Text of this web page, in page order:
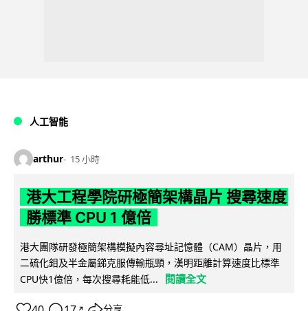
人工智能
arthur 15 小時
港大工程學院研極簡架構晶片 搜尋速度
勝標準 CPU 1 億倍
港大團隊研發極簡架構模擬內容尋址記憶體（CAM）晶片，用
二硫化鉬及半金屬銻克服傳輸瓶頸，漢明距離計算速度比標準
CPU快1億倍，每次搜尋耗能低...
閱讀全文